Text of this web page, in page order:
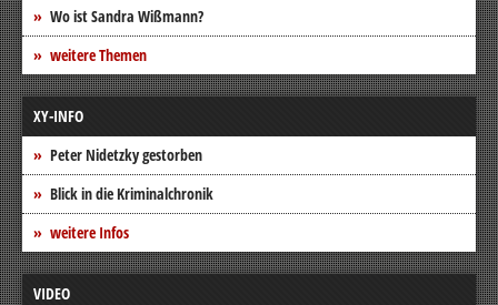
Wo ist Sandra Wißmann?
weitere Themen
XY-INFO
Peter Nidetzky gestorben
Blick in die Kriminalchronik
weitere Infos
VIDEO